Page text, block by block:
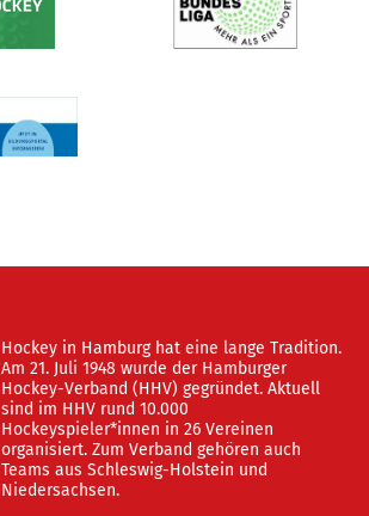
Hockey in Hamburg hat eine lange Tradition.
Am 21. Juli 1948 wurde der Hamburger
Hockey-Verband (HHV) gegründet. Aktuell
sind im HHV rund 10.000
Hockeyspieler*innen in 26 Vereinen
organisiert. Zum Verband gehören auch
Teams aus Schleswig-Holstein und
Niedersachsen.